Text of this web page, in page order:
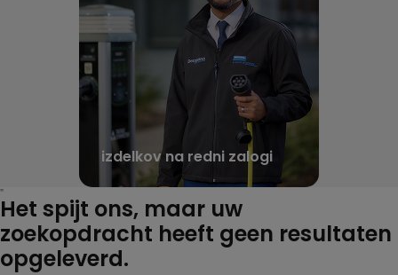
izdelkov na redni zalogi
"
Het spijt ons, maar uw
zoekopdracht heeft geen resultaten
opgeleverd.